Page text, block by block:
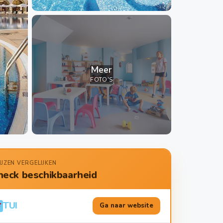
Meer
FOTO'S
VERGELIJKEN
beschikbaarheid
TUI Ga naar website